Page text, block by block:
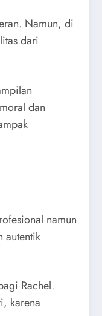
Namun, di
dari
dan
namun
autentik
Rachel.
karena